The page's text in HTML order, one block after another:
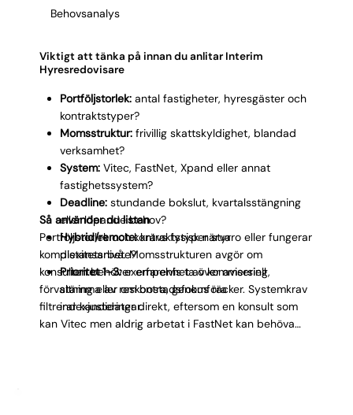
Behovsanalys
Viktigt att tänka på innan du anlitar Interim
Hyresredovisare
Portföljstorlek:antal fastigheter, hyresgäster och
kontraktstyper?
Momsstruktur:frivillig skattskyldighet, blandad
verksamhet?
System:Vitec, FastNet, Xpand eller annat
fastighetssystem?
Deadline:stundande bokslut, kvartalsstängning
eller löpande behov?
Hybrid/remote:krävs fysisk närvaro eller fungerar
distansarbete?
Prioritet 1–3:exempelvis ta över avisering,
stämma av reskontra, genomföra
indexjusteringar.
Så använder du listan
Portföljstorlek och kontraktstyper styr
komplexitetsnivå. Momsstrukturen avgör om
konsulten behöver erfarenhet av kommersiell
förvaltning eller om bostadsfokus räcker. Systemkrav
filtrerar kandidater direkt, eftersom en konsult som
kan Vitec men aldrig arbetat i FastNet kan behöva